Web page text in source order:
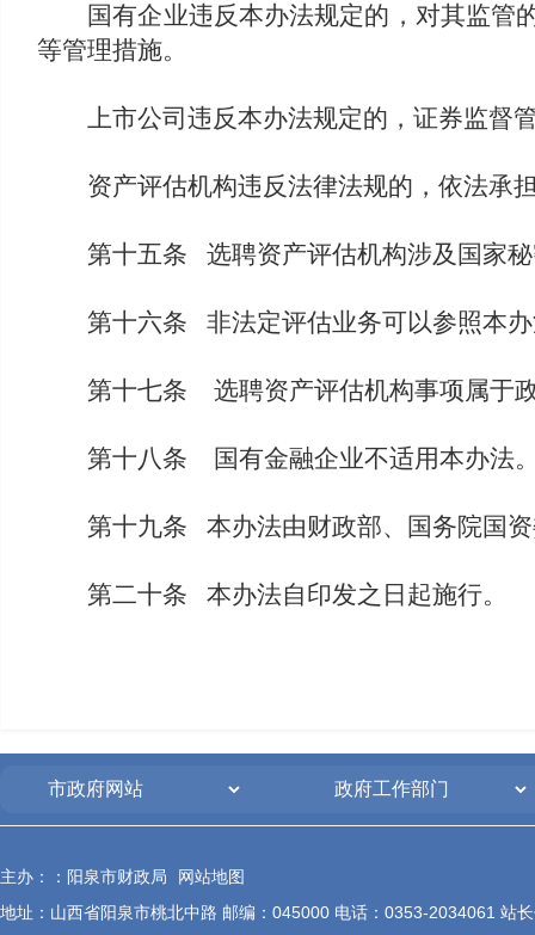
国有企业违反本办法规定的，对其监管的
等管理措施。
上市公司违反本办法规定的，证券监督
资产评估机构违反法律法规的，依法承
第十五条 选聘资产评估机构涉及国家秘
第十六条 非法定评估业务可以参照本办
第十七条 选聘资产评估机构事项属于政
第十八条 国有金融企业不适用本办法
第十九条 本办法由财政部、国务院国资
第二十条 本办法自印发之日起施行。
主办：：阳泉市财政局
网站地图
地址：山西省阳泉市桃北中路 邮编：045000 电话：0353-2034061 站